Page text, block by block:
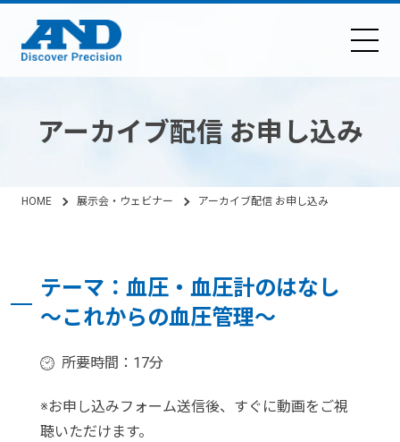
アーカイブ配信 お申し込み
HOME 展示会・ウェビナー アーカイブ配信 お申し込み
テーマ：血圧・血圧計のはなし
～これからの血圧管理～
所要時間：17分
※お申し込みフォーム送信後、すぐに動画をご視
聴いただけます。